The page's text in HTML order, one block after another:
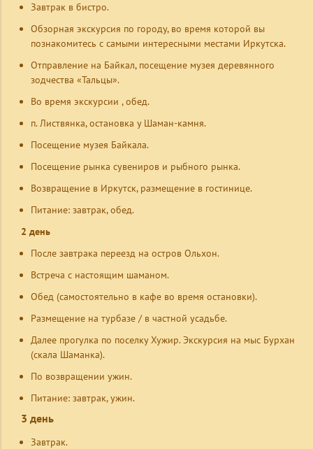
Завтрак в бистро.
Обзорная экскурсия по городу, во время которой вы
познакомитесь с самыми интересными местами Иркутска.
Отправление на Байкал, посещение музея деревянного
зодчества «Тальцы».
Во время экскурсии , обед.
п. Листвянка, остановка у Шаман-камня.
Посещение музея Байкала.
Посещение рынка сувениров и рыбного рынка.
Возвращение в Иркутск, размещение в гостинице.
Питание: завтрак, обед.
2 день
После завтрака переезд на остров Ольхон.
Встреча с настоящим шаманом.
Обед (самостоятельно в кафе во время остановки).
Размещение на турбазе / в частной усадьбе.
Далее прогулка по поселку Хужир. Экскурсия на мыс Бурхан
(скала Шаманка).
По возвращении ужин.
Питание: завтрак, ужин.
3 день
Завтрак.